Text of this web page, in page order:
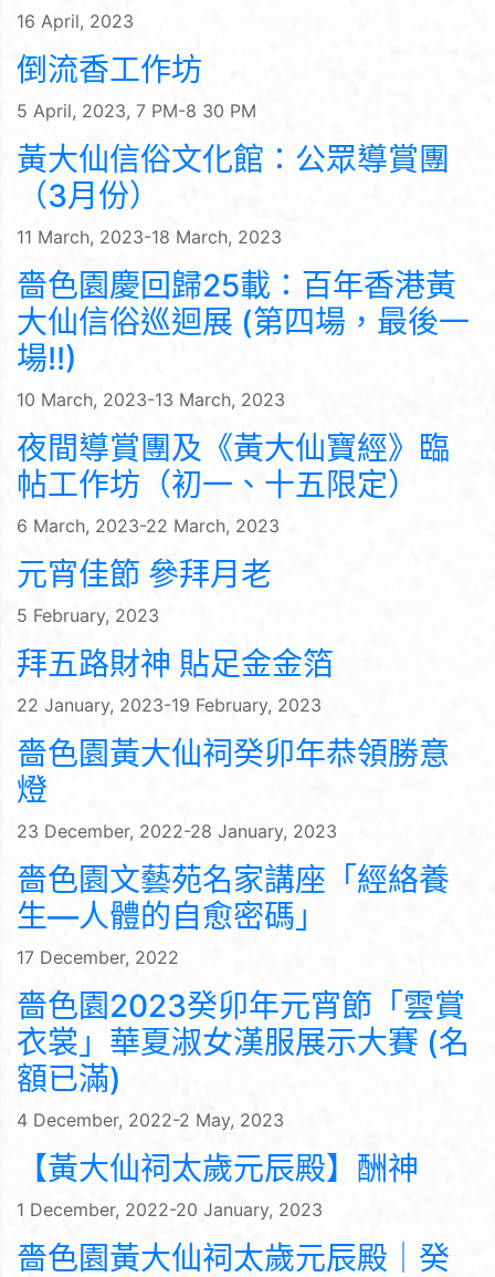
16 April, 2023
倒流香工作坊
5 April, 2023, 7 PM-8 30 PM
黃大仙信俗文化館：公眾導賞團
（3月份）
11 March, 2023-18 March, 2023
嗇色園慶回歸25載：百年香港黃
大仙信俗巡迴展 (第四場，最後一
場!!)
10 March, 2023-13 March, 2023
夜間導賞團及《黃大仙寶經》臨
帖工作坊（初一、十五限定）
6 March, 2023-22 March, 2023
元宵佳節 參拜月老
5 February, 2023
拜五路財神 貼足金金箔
22 January, 2023-19 February, 2023
嗇色園黃大仙祠癸卯年恭領勝意
燈
23 December, 2022-28 January, 2023
嗇色園文藝苑名家講座「經絡養
生—人體的自愈密碼」
17 December, 2022
嗇色園2023癸卯年元宵節「雲賞
衣裳」華夏淑女漢服展示大賽 (名
額已滿)
4 December, 2022-2 May, 2023
【黃大仙祠太歲元辰殿】酬神
1 December, 2022-20 January, 2023
嗇色園黃大仙祠太歲元辰殿｜癸